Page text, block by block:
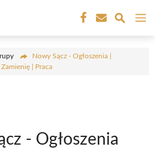
Nowy Sącz - Ogłoszenia |
| Praca
- Ogłoszenia